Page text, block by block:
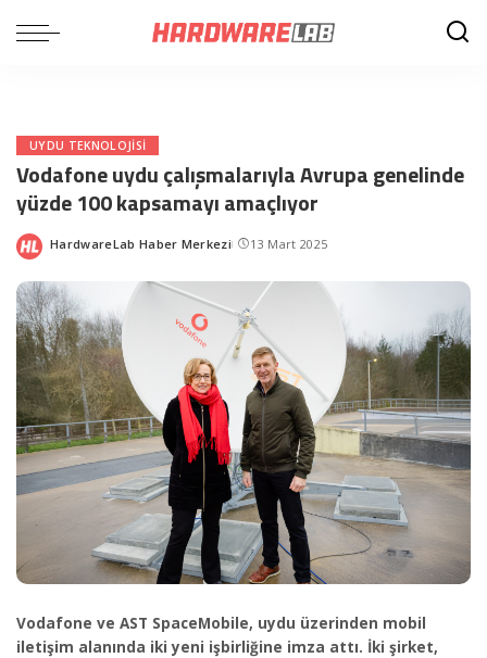
UYDU TEKNOLOJISI
Vodafone uydu çalışmalarıyla Avrupa genelinde
yüzde 100 kapsamayı amaçlıyor
Posted
HardwareLab Haber Merkezi 13 Mart 2025
Vodafone ve AST SpaceMobile, uydu üzerinden mobil
iletişim alanında iki yeni işbirliğine imza attı. İki şirket,